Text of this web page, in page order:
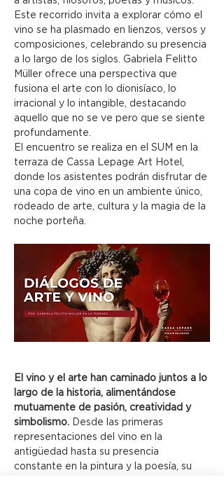
Este recorrido invita a explorar cómo el
vino se ha plasmado en lienzos, versos y
composiciones, celebrando su presencia
a lo largo de los siglos. Gabriela Felitto
Müller ofrece una perspectiva que
fusiona el arte con lo dionisíaco, lo
irracional y lo intangible, destacando
aquello que no se ve pero que se siente
profundamente.
El encuentro se realiza en el SUM en la
terraza de Cassa Lepage Art Hotel,
donde los asistentes podrán disfrutar de
una copa de vino en un ambiente único,
rodeado de arte, cultura y la magia de la
noche porteña.
El vino y el arte han caminado juntos a lo
largo de la historia, alimentándose
mutuamente de pasión, creatividad y
simbolismo. Desde las primeras
representaciones del vino en la
antigüedad hasta su presencia
constante en la pintura y la poesía, su